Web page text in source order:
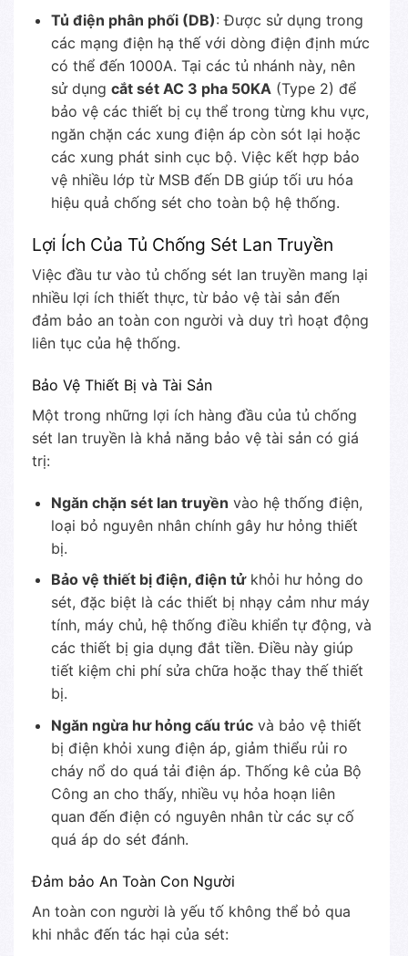
Tủ điện phân phối (DB): Được sử dụng trong
các mạng điện hạ thế với dòng điện định mức
có thể đến 1000A. Tại các tủ nhánh này, nên
sử dụng cắt sét AC 3 pha 50KA (Type 2) để
bảo vệ các thiết bị cụ thể trong từng khu vực,
ngăn chặn các xung điện áp còn sót lại hoặc
các xung phát sinh cục bộ. Việc kết hợp bảo
vệ nhiều lớp từ MSB đến DB giúp tối ưu hóa
hiệu quả chống sét cho toàn bộ hệ thống.
Lợi Ích Của Tủ Chống Sét Lan Truyền
Việc đầu tư vào tủ chống sét lan truyền mang lại
nhiều lợi ích thiết thực, từ bảo vệ tài sản đến
đảm bảo an toàn con người và duy trì hoạt động
liên tục của hệ thống.
Bảo Vệ Thiết Bị và Tài Sản
Một trong những lợi ích hàng đầu của tủ chống
sét lan truyền là khả năng bảo vệ tài sản có giá
trị:
Ngăn chặn sét lan truyền vào hệ thống điện,
loại bỏ nguyên nhân chính gây hư hỏng thiết
bị.
Bảo vệ thiết bị điện, điện tửkhỏi hư hỏng do
sét, đặc biệt là các thiết bị nhạy cảm như máy
tính, máy chủ, hệ thống điều khiển tự động, và
các thiết bị gia dụng đắt tiền. Điều này giúp
tiết kiệm chi phí sửa chữa hoặc thay thế thiết
bị.
Ngăn ngừa hư hỏng cấu trúcvà bảo vệ thiết
bị điện khỏi xung điện áp, giảm thiểu rủi ro
cháy nổ do quá tải điện áp. Thống kê của Bộ
Công an cho thấy, nhiều vụ hỏa hoạn liên
quan đến điện có nguyên nhân từ các sự cố
quá áp do sét đánh.
Đảm bảo An Toàn Con Người
An toàn con người là yếu tố không thể bỏ qua
khi nhắc đến tác hại của sét: